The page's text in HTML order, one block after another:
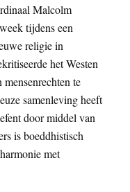
Malcolm
tijdens een
religie in
het Westen
te
samenleving heeft
door middel van
is boeddhistisch
met